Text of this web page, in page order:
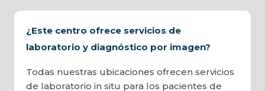
¿Este centro ofrece servicios de
laboratorio y diagnóstico por imagen?
Todas nuestras ubicaciones ofrecen servicios
de laboratorio in situ para los pacientes de